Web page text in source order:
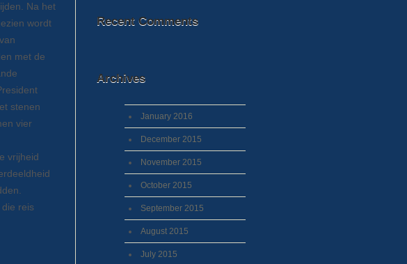
Na het
wordt
met de
stenen
vier
vrijheid
reis
Recent Comments
Archives
January 2016
December 2015
November 2015
October 2015
September 2015
August 2015
July 2015